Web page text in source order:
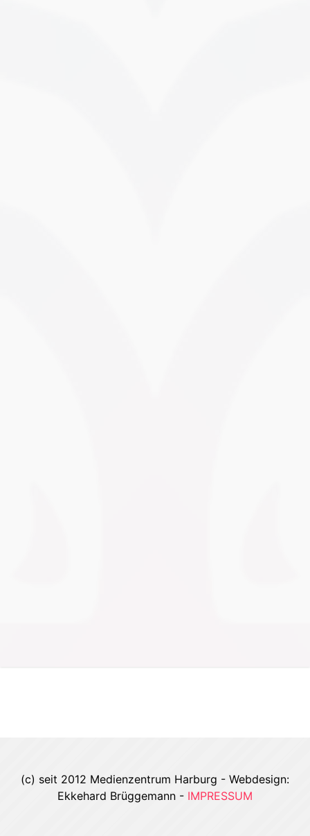
(c) seit 2012 Medienzentrum Harburg - Webdesign:
Ekkehard Brüggemann - IMPRESSUM